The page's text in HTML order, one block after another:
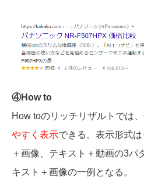
④How to
How toのリッチリザルトでは、
やすく表示できる。表示形式
＋画像、テキスト＋動画の3パ
キスト＋画像の一例となる。